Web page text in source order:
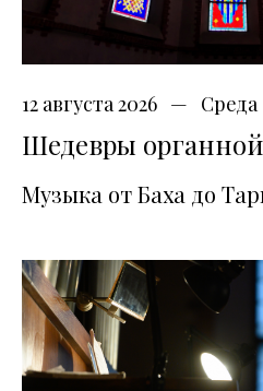
12 августа 2026 Среда
Шедевры
Музыка от Баха до